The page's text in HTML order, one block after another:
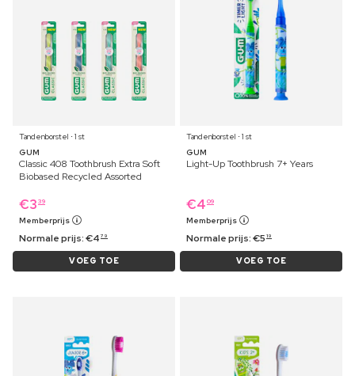
Tandenborstel ⋅ 1 st
GUM
Classic 408 Toothbrush Extra Soft
Biobased Recycled Assorted
€3 39
Memberprijs
Normale prijs:€4 79
VOEG TOE
Tandenborstel ⋅ 1 st
GUM
Light-Up Toothbrush 7+ Years
€4 09
Memberprijs
Normale prijs:€5 19
VOEG TOE